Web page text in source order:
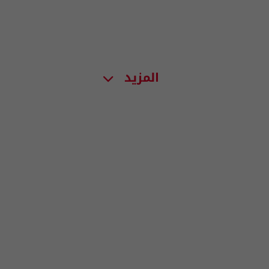
المزيد